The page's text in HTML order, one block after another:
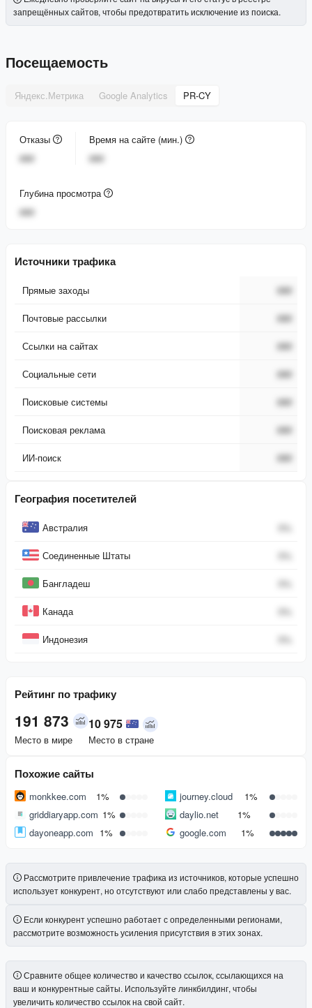
запрещённых сайтов, чтобы предотвратить исключение из поиска.
Посещаемость
Яндекс.Метрика Google Analytics PR-CY
Отказы
###
Время на сайте (мин.)
###
Глубина просмотра
###
Источники трафика
Прямые заходы ###
Почтовые рассылки ###
Ссылки на сайтах ###
Социальные сети ###
Поисковые системы ###
Поисковая реклама ###
ИИ-поиск ###
География посетителей
СтранаАвстралия 0%
Соединенные Штаты 0%
Бангладеш 0%
Канада 0%
Индонезия 0%
Рейтинг по трафику
191 873
Место в мире
10 975
Место в стране
Похожие сайты
monkkee.com 1% journey.cloud
1%
griddiaryapp.com 1% daylio.net
1%
dayoneapp.com 1% google.com 1%
Рассмотрите привлечение трафика из источников, которые успешно
использует конкурент, но отсутствуют или слабо представлены у вас.
Если конкурент успешно работает с определенными регионами,
рассмотрите возможность усиления присутствия в этих зонах.
Сравните общее количество и качество ссылок, ссылающихся на
ваш и конкурентные сайты. Используйте линкбилдинг, чтобы
увеличить количество ссылок на свой сайт.